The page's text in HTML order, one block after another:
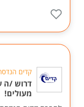
קדים
דרוש /ה
מעולים!